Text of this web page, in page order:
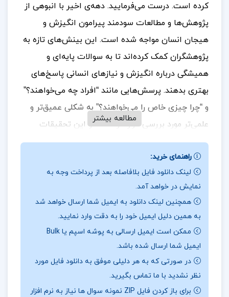
کرده است. درست می‌فرمایید. دهه‌ی اخیر با انبوهی از
پژوهش‌ها و مطالعات سودمند پیرامون انگیزش و
هیجان انسان مواجه شده است. این بینش‌های تازه به
پژوهشگران کمک کرده‌اند تا به سوالات پایه‌ای و
همیشگی درباره انگیزش و نیازهای انسانی پاسخ‌های
بهتری بدهند. پرسش‌هایی مانند “افراد چه می‌خواهند؟”
و “چرا چیزی خاص را می‌خواهند؟” به شکلی عمیق‌تر و
علمی‌تر مورد بررسی قرار گرفته‌اند و این تحقیقات
کمک کرده‌اند تا فهم بهتری از عوامل روانشناختی،
بیولوژیکی و اجتماعی که انگیزش و هیجانات انسان‌ها
را تحت تأثیر قرار می‌دهند، شکل بگیرد. جهت خرید
فایل های بیشتر پروژه کده
درباره نویسنده کتاب انگیزش و هیجان جان مارشال ریو
این کتاب واقعاً جامع و آموزنده به نظر می‌رسد!
بررسی ریشه‌های انگیزش و فرآیندهای هیجانی، و
همچنین تجزیه و تحلیل تأثیرات آنها بر یادگیری،
مطالعه بیشتر
راهنمای خرید:
لینک دانلود فایل بلافاصله بعد از پرداخت وجه به
نمایش در خواهد آمد.
همچنین لینک دانلود به ایمیل شما ارسال خواهد شد
به همین دلیل ایمیل خود را به دقت وارد نمایید.
ممکن است ایمیل ارسالی به پوشه اسپم یا Bulk
ایمیل شما ارسال شده باشد.
در صورتی که به هر دلیلی موفق به دانلود فایل مورد
نظر نشدید با ما تماس بگیرید.
برای باز کردن فایل ZIP نمونه سوال ها نیاز به نرم افزار